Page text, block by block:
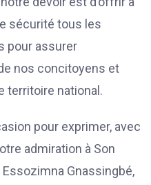
sécurité tous les
pour assurer
nos concitoyens et
territoire national.
pour exprimer, avec
admiration à Son
Gnassingbé,